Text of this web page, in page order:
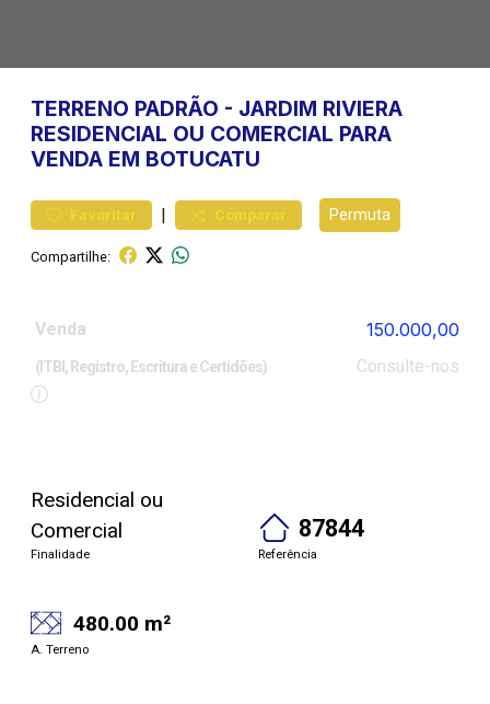
TERRENO PADRÃO - JARDIM RIVIERA
RESIDENCIAL OU COMERCIAL PARA
VENDA EM BOTUCATU
Favoritar | Comparar Permuta
Compartilhe:
Venda 150.000,00
(ITBI, Registro, Escritura e Certidões) Consulte-nos
Residencial ou
Comercial
Finalidade
87844
Referência
480.00 m²
A. Terreno